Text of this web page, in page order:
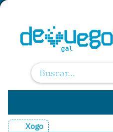
Xogo